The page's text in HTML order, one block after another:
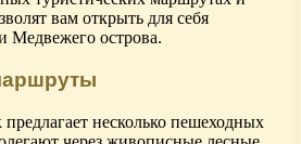
вам открыть для себя
Медвежего острова.
несколько пешеходных